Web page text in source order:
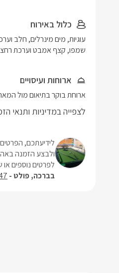
כלול באירוח
שמפו, קצף אמבט וערכת
ארוחות ועיסויים
ארוחת בוקר בתיאום מול
לצפייה במדיניות ותנאי
לידיעתכם,
ולבצע הזמנה
לפרטים נוספים
בברכה, פולט -